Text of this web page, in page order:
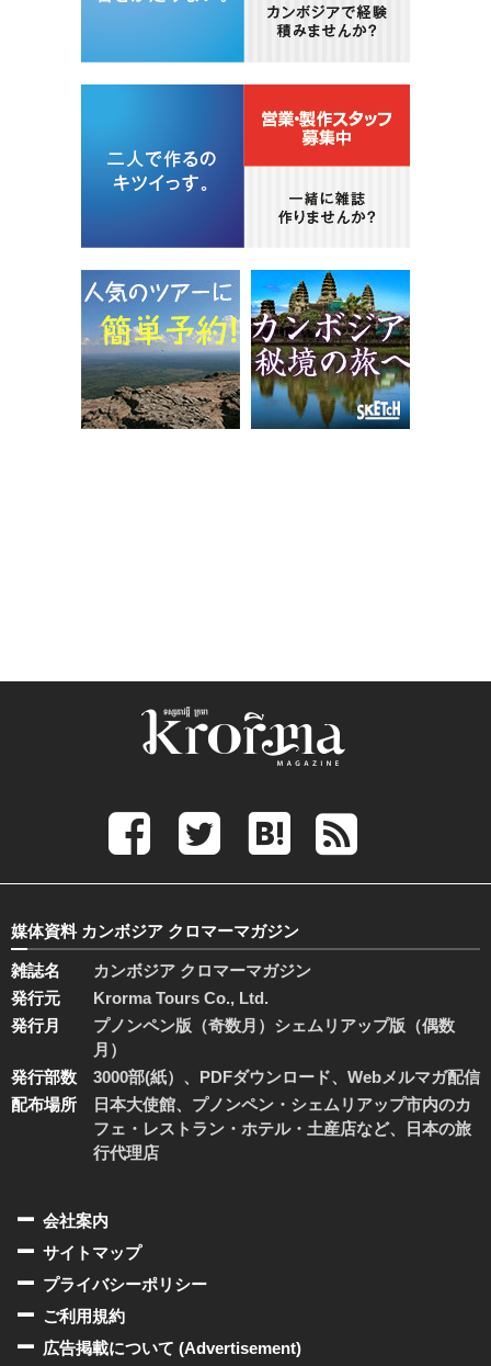
媒体資料 カンボジア クロマーマガジン
雑誌名
カンボジア クロマーマガジン
発行元
Krorma Tours Co., Ltd.
発行月
プノンペン版（奇数月）シェムリアップ版（偶数
月）
発行部数
3000部(紙）、PDFダウンロード、Webメルマガ配信
配布場所
日本大使館、プノンペン・シェムリアップ市内のカ
フェ・レストラン・ホテル・土産店など、日本の旅
行代理店
会社案内
サイトマップ
プライバシーポリシー
ご利用規約
広告掲載について (Advertisement)